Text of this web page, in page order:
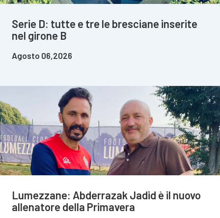
Serie D: tutte e tre le bresciane inserite
nel girone B
Agosto 06,2026
Lumezzane: Abderrazak Jadid è il nuovo
allenatore della Primavera